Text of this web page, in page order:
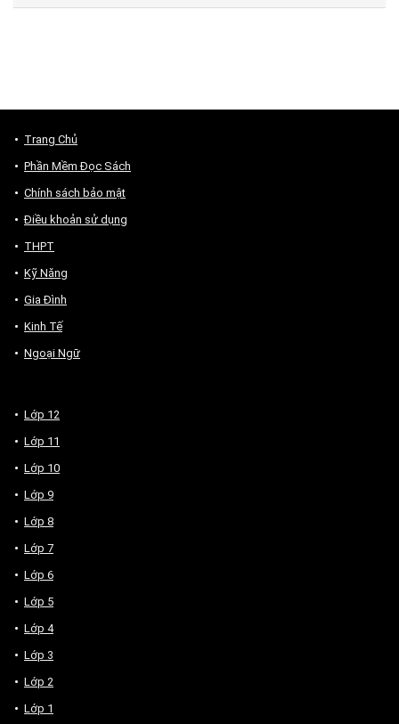
Trang Chủ
Phần Mềm Đọc Sách
Chính sách bảo mật
Điều khoản sử dụng
THPT
Kỹ Năng
Gia Đình
Kinh Tế
Ngoại Ngữ
Lớp 12
Lớp 11
Lớp 10
Lớp 9
Lớp 8
Lớp 7
Lớp 6
Lớp 5
Lớp 4
Lớp 3
Lớp 2
Lớp 1